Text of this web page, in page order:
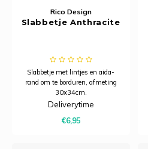
Rico Design
Slabbetje Anthracite
Slabbetje met lintjes en aida-
rand om te borduren, afmeting
30x34cm.
Deliverytime
€6,95